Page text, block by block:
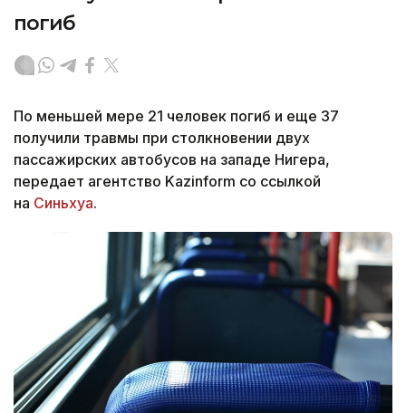
погиб
По меньшей мере 21 человек погиб и еще 37
получили травмы при столкновении двух
пассажирских автобусов на западе Нигера,
передает агентство Kazinform со ссылкой
на Синьхуа.